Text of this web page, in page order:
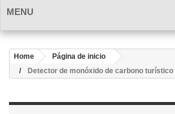
MENU
Home
Página de inicio
Detector de monóxido de carbono turístico